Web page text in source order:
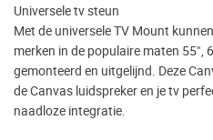
Universele tv steun
Met de universele TV Mount
merken in de populaire maten 55",
gemonteerd en uitgelijnd. Deze
de Canvas luidspreker en je tv
naadloze integratie.